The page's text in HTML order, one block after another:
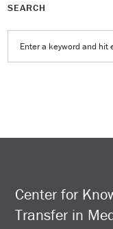
SEARCH
Center for
Transfer in